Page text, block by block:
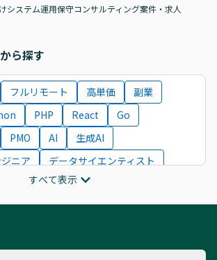
システム運用保守コンサルティング案件・求人
ら探す
フルリモート 高単価
副業
PHP React
Go
PMO AI
生成AI
ニア
データサイエンティスト
ITコンサルタント
エンジニア
ンジニア
Webデザイナー
すべて表示